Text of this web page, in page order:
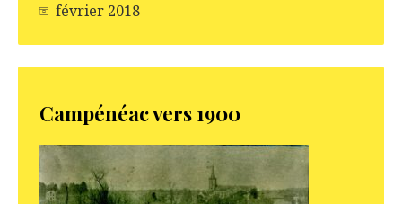
février 2018
Campénéac vers 1900